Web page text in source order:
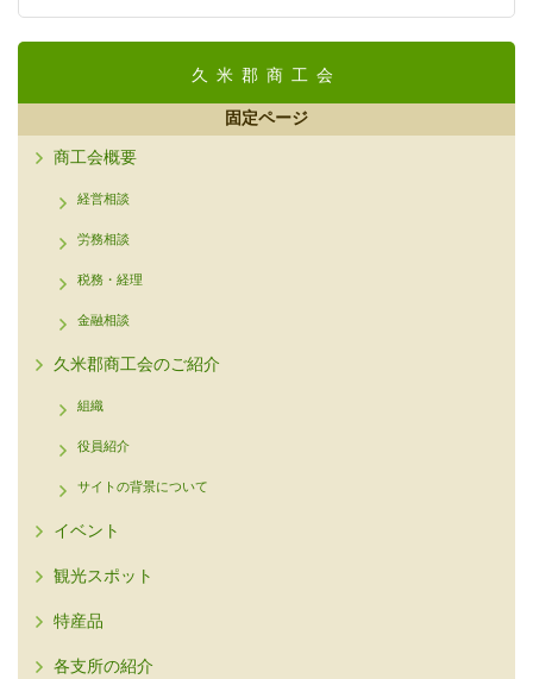
久米郡商工会
固定ページ
商工会概要
経営相談
労務相談
税務・経理
金融相談
久米郡商工会のご紹介
組織
役員紹介
サイトの背景について
イベント
観光スポット
特産品
各支所の紹介